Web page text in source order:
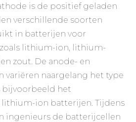
is de positief geladen
verschillende soorten
in batterijen voor
zoals lithium-ion, lithium-
zout. De anode- en
variëren naargelang het type
het
ion batterijen. Tijdens
ingenieurs de batterijcellen